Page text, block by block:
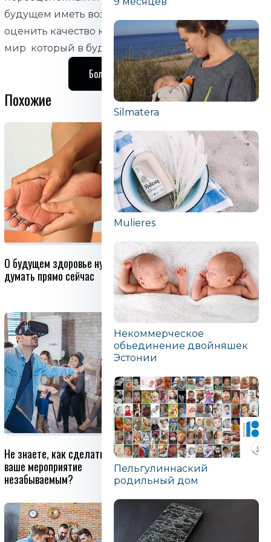
будущем иметь возможность самостоятельно
оценить качество кофе. Это совершенно новый
мир который в будущем открывается человеку.
Больше о Coffee People
Похожие
О будущем здоровье нужно
думать прямо сейчас
Мы не настолько богаты,
чтобы покупать дешевые
вещи!
Не знаете, как сделать
ваше мероприятие
незабываемым?
Простой способ помочь
вашему ребенку развиваться
Silmatera
Mulieres
Некоммерческое
обьединение двойняшек
Эстонии
Пельгулиннаский
родильный дом